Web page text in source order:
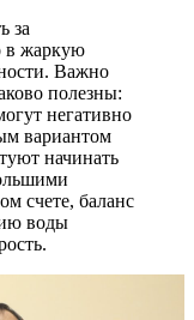
за
в жаркую
Важно
полезны:
негативно
вариантом
начинать
счете, баланс
воды